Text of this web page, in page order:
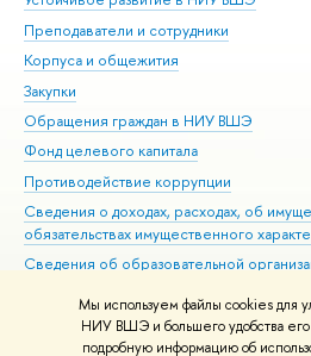
Мы используем файлы cookies для
НИУ ВШЭ и большего удобства его
подробную информацию об
Преподаватели и сотрудники
Корпуса и общежития
Закупки
Обращения граждан в НИУ ВШЭ
Фонд целевого капитала
Противодействие коррупции
Сведения о доходах, расходах, об
обязательствах имущественного
Сведения об образовательной
Людям с ограниченными возможностями
Единая платежная страница